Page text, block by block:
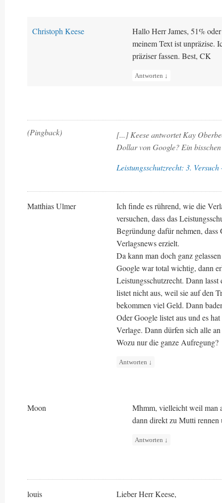
Christoph Keese
Hallo Herr James, 51%
meinem Text ist unpräzise.
präziser fassen. Best, CK
Antworten ↓
(Pingback)
[...] Keese antwortet Kay
Dollar von Google? Ein
Leistungsschutzrecht: 3.
Matthias Ulmer
Ich finde es rührend, wie die
versuchen, dass das
Begründung dafür nehmen,
Verlagsnews erzielt.
Da kann man doch ganz
Google war total wichtig, dann
Leistungsschutzrecht. Dann
listet nicht aus, weil sie auf den
bekommen viel Geld. Dann
Oder Google listet aus und es
Verlage. Dann dürfen sich alle
Wozu nur die ganze Aufregung?
Antworten ↓
Moon
Mhmm, vielleicht weil man
dann direkt zu Mutti rennen
Antworten ↓
louis Lieber Herr Keese,